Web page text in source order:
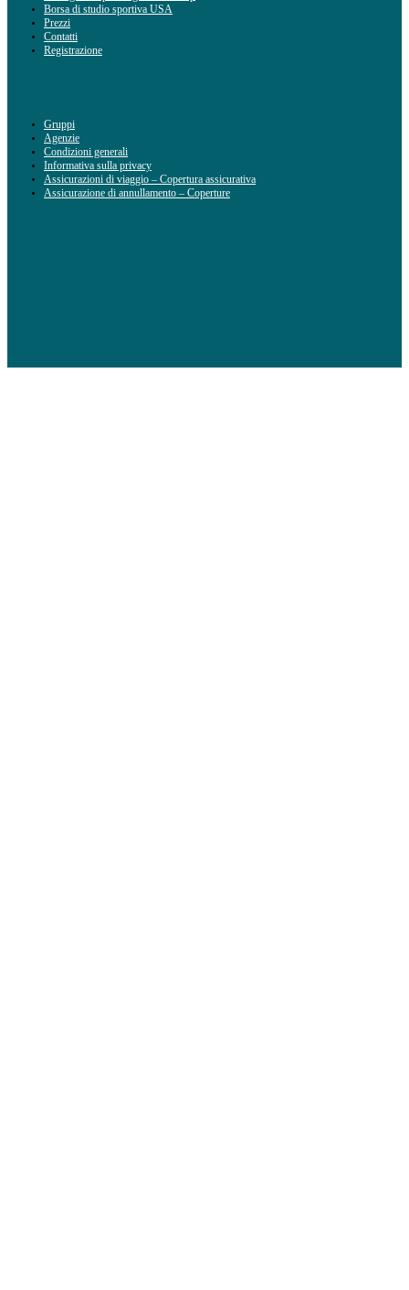
Borsa di studio sportiva USA
Prezzi
Contatti
Registrazione
Gruppi
Agenzie
Condizioni generali
Informativa sulla privacy
Assicurazioni di viaggio – Copertura assicurativa
Assicurazione di annullamento – Coperture